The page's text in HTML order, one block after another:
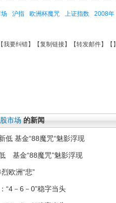
沪指 欧洲杯魔咒 上证指数 2008年
我要纠错】【复制链接】【转发邮件】【 】
市场 的新闻
低 基金“88魔咒“魅影浮现
基金“88魔咒”魅影浮现
欧洲“悲”
“4－6－0”稳字当头